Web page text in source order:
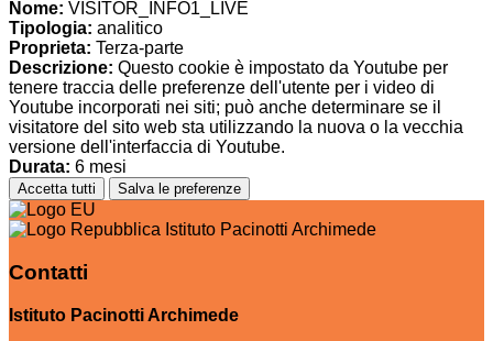
Nome: VISITOR_INFO1_LIVE
Tipologia: analitico
Proprieta: Terza-parte
Descrizione: Questo cookie è impostato da Youtube per
tenere traccia delle preferenze dell'utente per i video di
Youtube incorporati nei siti; può anche determinare se il
visitatore del sito web sta utilizzando la nuova o la vecchia
versione dell'interfaccia di Youtube.
Durata: 6 mesi
Accetta tutti Salva le preferenze
Istituto Pacinotti Archimede
Contatti
Istituto Pacinotti Archimede